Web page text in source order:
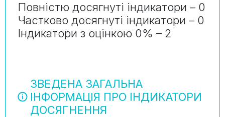
Повністю досягнуті індикатори – 0
Частково досягнуті індикатори – 0
Індикатори з оцінкою 0% – 2
ЗВЕДЕНА ЗАГАЛЬНА
ІНФОРМАЦІЯ ПРО ІНДИКАТОРИ
ДОСЯГНЕННЯ